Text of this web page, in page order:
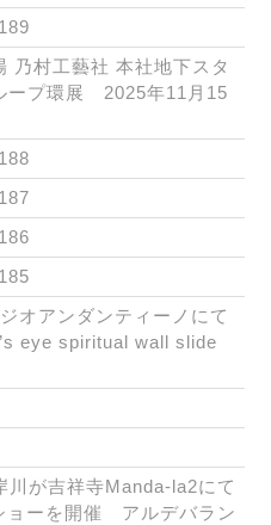
乃村工藝社 本社地下スタ
ープ環展 2025年11月15
オアンダンティーノにて
eye spiritual wall slide
が吉祥寺Manda-la2にて
ョーを開催 アルデバラン